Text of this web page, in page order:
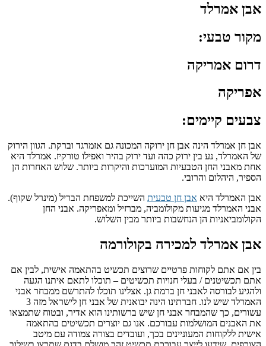
אבן אמרלד
מקור טבעי:
דרום אמריקה
אפריקה
צבעים קיימים:
אבן חן אמרלד הינה אבן חן ירוקה המכונה גם אזמרגד וברקת. הגוון הירוק
של האמרלד, נע בין ירוק כהה ועד ירוק בהיר ואפילו טורקיז. אמרלד היא
אחת מאבני החן הטבעיות המוערכות והיקרות ביותר. שלוש האחרות הן
הספיר, היהלום והרובי.
אבן האמרלד היא אבן חן טבעית השייכת למשפחת הבריל (מינרל שקוף).
אבני האמרלד מגיעות מקולומביה, מברזיל ומאפריקה. אבני החן
הקולומביאניות הן הנחשבות ביותר מבין השלוש.
אבן אמרלד למכירה בקולורמה
בין אם אתם לקוחות פרטיים שרוצים תכשיט בהתאמה אישית, לבין אם
אתם תכשיטנים / בעלי חנויות תכשיטים – תוכלו לתאם איתנו הגעה
ולהגיע לבורסה לאבני חן ברמת גן. אצלינו תוכלו להתרשם ממבחר אבני
האמרלד שיש לנו. חברתינו הינה יבואנית של אבני חן לישראל מזה 3
עשורים, כך שהמבחר אבני חן שיש ברשותינו הוא אדיר, ובטוח שתמצאו
את האבנים המושלמות עבורכם. אנו גם יוצרים תכשיטים בהתאמה
אישית ללקוחות המעוניינים בכך, ועובדים בצורה צמודה עם מיטב